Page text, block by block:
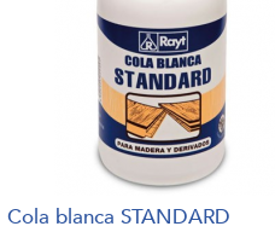
Cola blanca STANDARD